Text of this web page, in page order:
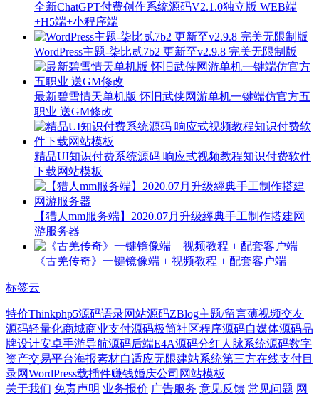
全新ChatGPT付费创作系统源码V2.1.0独立版 WEB端
+H5端+小程序端
WordPress主题-柒比贰7b2 更新至v2.9.8 完美无限制版
最新碧雪情天单机版 怀旧武侠网游单机一键端仿官方五
职业 送GM修改
精品UI知识付费系统源码 响应式视频教程知识付费软件
下载网站模板
【猎人mm服务端】2020.07月升级經典手工制作搭建网
游服务器
《古羌传奇》一键镜像端 + 视频教程 + 配套客户端
标签云
特价Thinkphp5源码语录网站源码ZBlog主题/留言薄视频交友
源码轻量化商城商业支付源码极简社区程序源码自媒体源码品
牌设计安卓手游导航源码后端E4A源码分红 人脉系统源码数字
资产交易平台海报素材自适应无限建站系统第三方在线支付目
录网WordPress载插件赚钱婚庆公司网站模板
关于我们 免责声明 业务报价 广告服务 意见反馈 常见问题 网